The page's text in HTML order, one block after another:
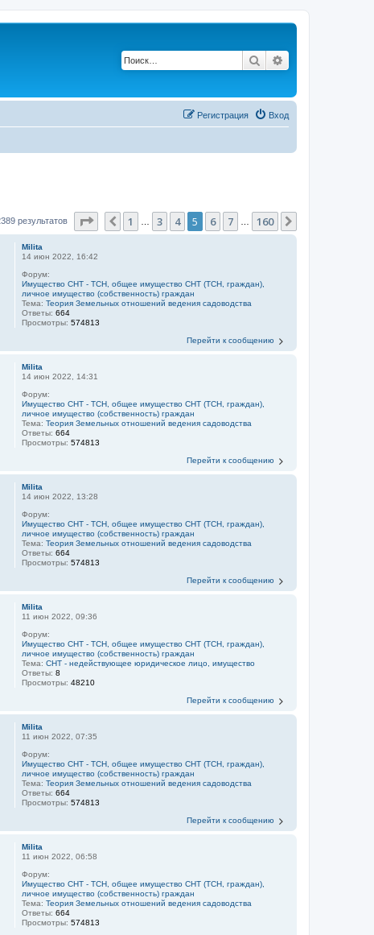
Поиск
Вход
Регистрация
результатов Страница из 160
Пред.
1 3 4 5 6 7 160
Milita
14 июн 2022, 16:42
Форум:
Имущество СНТ - ТСН, общее имущество СНТ (ТСН, граждан),
личное имущество (собственность) граждан
Тема:Теория Земельных отношений ведения садоводства
Ответы:664
Просмотры:574813
Перейти к сообщению
Milita
14 июн 2022, 14:31
Форум:
Имущество СНТ - ТСН, общее имущество СНТ (ТСН, граждан),
личное имущество (собственность) граждан
Тема:Теория Земельных отношений ведения садоводства
Ответы:664
Просмотры:574813
Перейти к сообщению
Milita
14 июн 2022, 13:28
Форум:
Имущество СНТ - ТСН, общее имущество СНТ (ТСН, граждан),
личное имущество (собственность) граждан
Тема:Теория Земельных отношений ведения садоводства
Ответы:664
Просмотры:574813
Перейти к сообщению
Milita
11 июн 2022, 09:36
Форум:
Имущество СНТ - ТСН, общее имущество СНТ (ТСН, граждан),
личное имущество (собственность) граждан
Тема:СНТ - недействующее юридическое лицо, имущество
Ответы:8
Просмотры:48210
Перейти к сообщению
Milita
11 июн 2022, 07:35
Форум:
Имущество СНТ - ТСН, общее имущество СНТ (ТСН, граждан),
личное имущество (собственность) граждан
Тема:Теория Земельных отношений ведения садоводства
Ответы:664
Просмотры:574813
Перейти к сообщению
Milita
11 июн 2022, 06:58
Форум:
Имущество СНТ - ТСН, общее имущество СНТ (ТСН, граждан),
личное имущество (собственность) граждан
Тема:Теория Земельных отношений ведения садоводства
Ответы:664
Просмотры:574813